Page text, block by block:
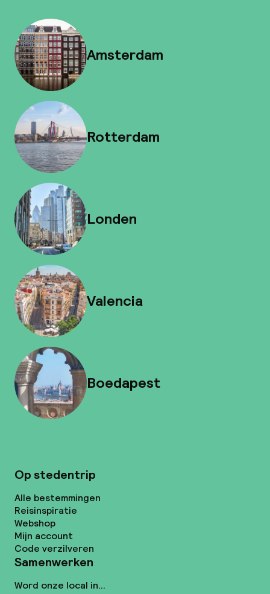
Amsterdam
Rotterdam
Londen
Valencia
Boedapest
Op stedentrip
Alle bestemmingen
Reisinspiratie
Webshop
Mijn account
Code verzilveren
Samenwerken
Word onze local in...